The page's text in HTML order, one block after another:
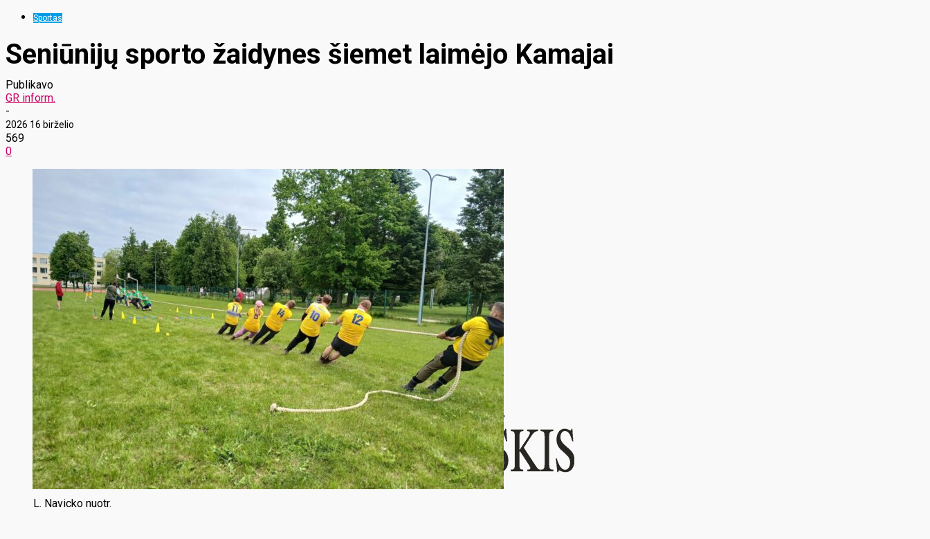
Sportas
Seniūnijų sporto žaidynes šiemet laimėjo Kamajai
Publikavo
GR inform.
-
2026 16 birželio
569
0
L. Navicko nuotr.